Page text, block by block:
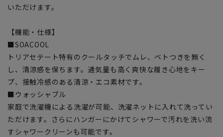
いただけます。
【機能・仕様】
■SOACOOL
トリアセテート特有のクールタッチでムレ、ベトつきを無く
し、清涼感を保ちます。通気量も高く爽快な履き心地をキー
プ、接触冷感のある清涼・エコ素材です。
■ウォッシャブル
家庭で洗濯機による洗濯が可能、洗濯ネットに入れて洗ってい
ただけます。さらにハンガーにかけてシャワーで汚れを洗い流
すシャワークリーンも可能です。